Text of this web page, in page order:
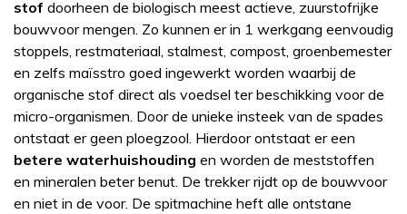
stof doorheen de biologisch meest actieve, zuurstofrijke
bouwvoor mengen. Zo kunnen er in 1 werkgang eenvoudig
stoppels, restmateriaal, stalmest, compost, groenbemester
en zelfs maïsstro goed ingewerkt worden waarbij de
organische stof direct als voedsel ter beschikking voor de
micro-organismen. Door de unieke insteek van de spades
ontstaat er geen ploegzool. Hierdoor ontstaat er een
betere waterhuishouding en worden de meststoffen
en mineralen beter benut. De trekker rijdt op de bouwvoor
en niet in de voor. De spitmachine heft alle ontstane